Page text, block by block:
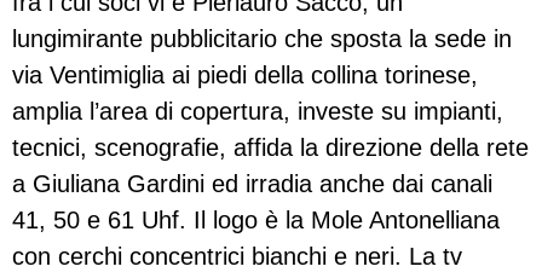
lungimirante pubblicitario che sposta la sede in
via Ventimiglia ai piedi della collina torinese,
amplia l’area di copertura, investe su impianti,
tecnici, scenografie, affida la direzione della rete
a Giuliana Gardini ed irradia anche dai canali
41, 50 e 61 Uhf. Il logo è la Mole Antonelliana
con cerchi concentrici bianchi e neri. La tv